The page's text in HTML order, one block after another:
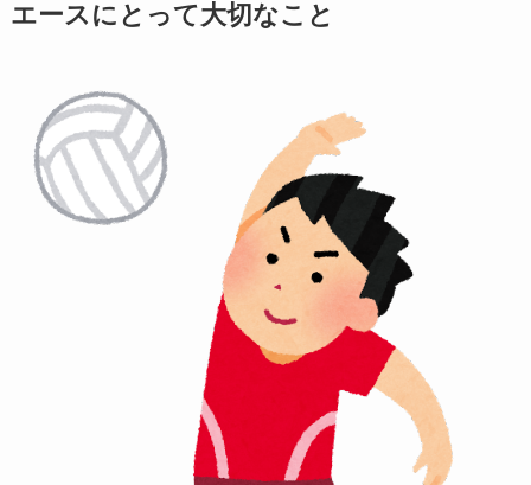
エースにとって大切なこと